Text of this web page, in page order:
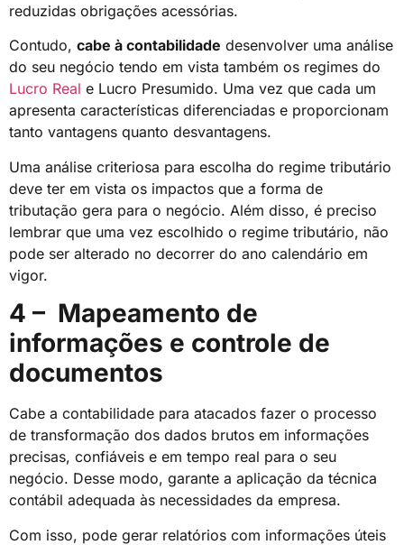
reduzidas obrigações acessórias.
Contudo, cabe à contabilidade desenvolver uma análise
do seu negócio tendo em vista também os regimes do
Lucro Real e Lucro Presumido. Uma vez que cada um
apresenta características diferenciadas e proporcionam
tanto vantagens quanto desvantagens.
Uma análise criteriosa para escolha do regime tributário
deve ter em vista os impactos que a forma de
tributação gera para o negócio. Além disso, é preciso
lembrar que uma vez escolhido o regime tributário, não
pode ser alterado no decorrer do ano calendário em
vigor.
4 – Mapeamento de
informações e controle de
documentos
Cabe a contabilidade para atacados fazer o processo
de transformação dos dados brutos em informações
precisas, confiáveis e em tempo real para o seu
negócio. Desse modo, garante a aplicação da técnica
contábil adequada às necessidades da empresa.
Com isso, pode gerar relatórios com informações úteis